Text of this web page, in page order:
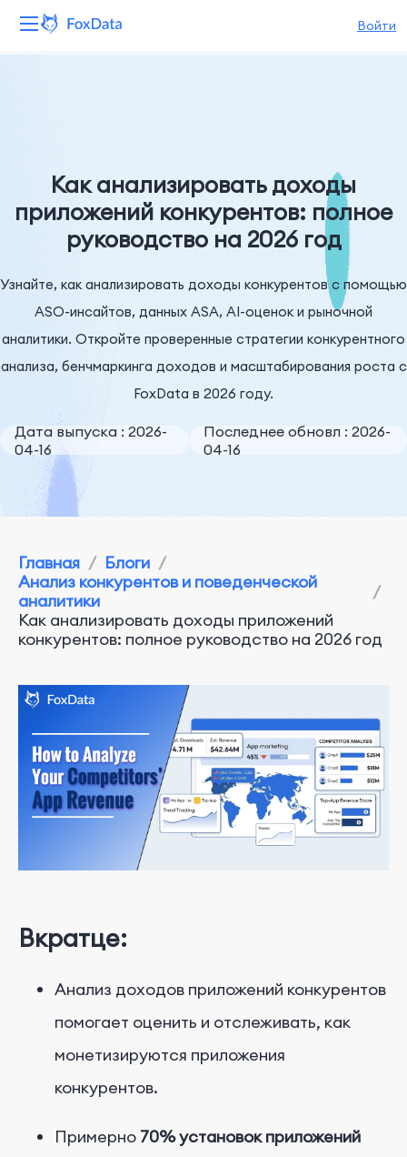
Войти
Ресурсы
Компания
Как анализировать доходы
приложений конкурентов: полное
руководство на 2026 год
Узнайте, как анализировать доходы конкурентов с помощью
ASO-инсайтов, данных ASA, AI-оценок и рыночной
аналитики. Откройте проверенные стратегии конкурентного
анализа, бенчмаркинга доходов и масштабирования роста с
FoxData в 2026 году.
Дата выпуска : 2026-
04-16
Последнее обновл : 2026-
04-16
Главная / Блоги /
Анализ конкурентов и поведенческой
аналитики
/
Как анализировать доходы приложений
конкурентов: полное руководство на 2026 год
Вкратце:
Анализ доходов приложений конкурентов
помогает оценить и отслеживать, как
монетизируются приложения
конкурентов.
Примерно 70% установок приложений